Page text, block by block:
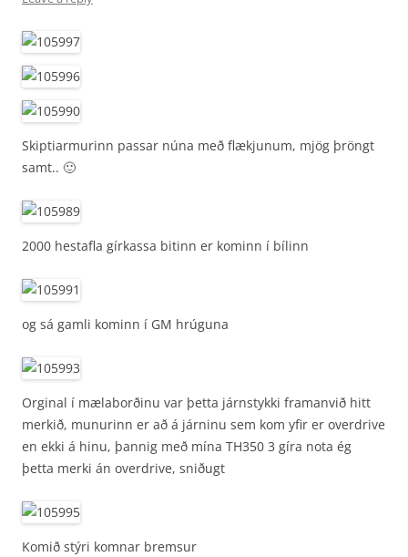
Skiptiarmurinn passar núna með flækjunum, mjög þröngt
samt.. 🙂
2000 hestafla gírkassa bitinn er kominn í bílinn
og sá gamli kominn í GM hrúguna
Orginal í mælaborðinu var þetta járnstykki framanvið hitt
merkið, munurinn er að á járninu sem kom yfir er overdrive
en ekki á hinu, þannig með mína TH350 3 gíra nota ég
þetta merki án overdrive, sniðugt
Komið stýri komnar bremsur